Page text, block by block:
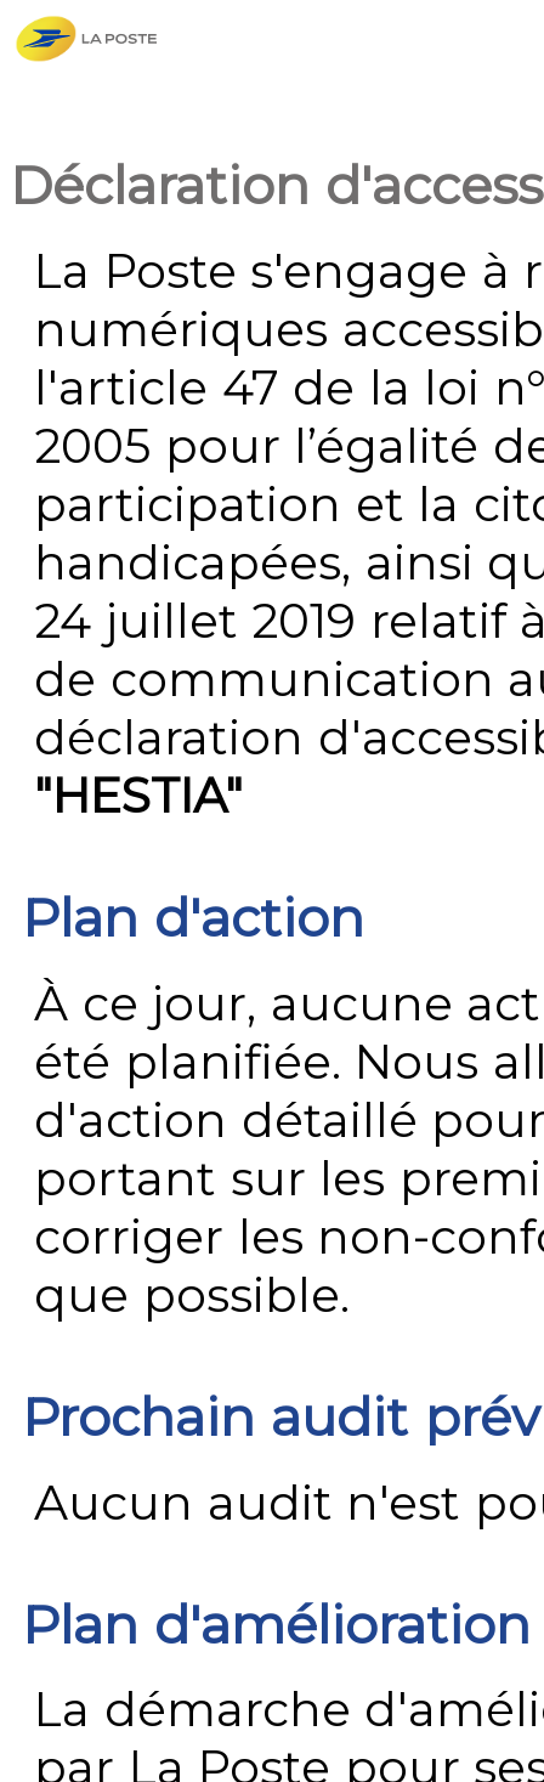
Déclaration
La Poste s'engage à
numériques
l'article 47 de la loi
2005 pour l’égalité
participation et la
handicapées, ainsi
24 juillet 2019 relatif
de communication
déclaration
"HESTIA"
Plan d'action
À ce jour, aucune
été planifiée. Nous
d'action détaillé
portant sur les
corriger les non-
que possible.
Prochain audit
Aucun audit n'est
Plan
La démarche
par La Poste pour